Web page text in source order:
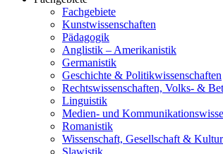
Fachgebiete
Kunstwissenschaften
Pädagogik
Anglistik – Amerikanistik
Germanistik
Geschichte & Politikwissenschaften
Rechtswissenschaften, Volks- &
Linguistik
Medien- und
Romanistik
Wissenschaft, Gesellschaft &
Slawistik